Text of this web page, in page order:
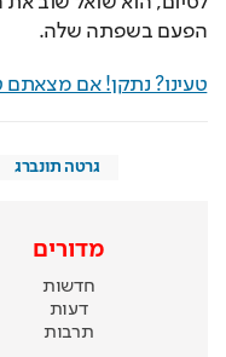
הפעם בשפתה שלה.
טעינו? נתקן! אם
גרטה תונברג
מדורים
חדשות
דעות
תרבות